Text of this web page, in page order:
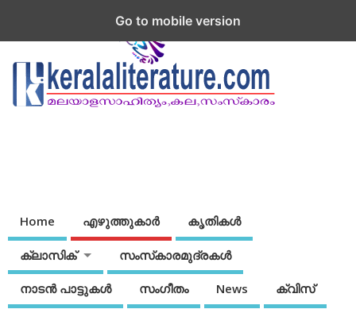
Home എഴുത്തുകാര്‍ കൃതികൾ
ക്ലാസിക് സംസ്‌കാരമുദ്രകള്‍
നാടന്‍ പാട്ടുകള്‍ സംഗീതം News ക്വിസ്
Go to mobile version